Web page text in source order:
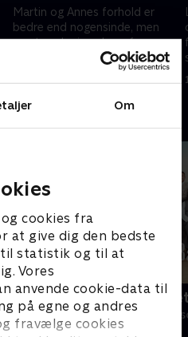
Om
cookies fra
at give dig den bedste
til statistik og til at
Vores
anvende cookie-data til
på egne og andres
fravælge cookies
Martin og Annes forhold er
bedre end nogensinde, men
snart er der igen brug for
Martins hjælp. Tim kollapser
under en vandretur, og noget
er grueligt galt.
Drama • 10